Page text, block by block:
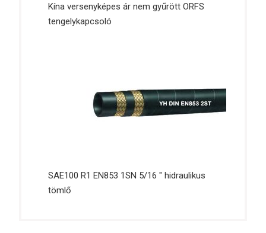
Kína versenyképes ár nem gyűrött ORFS
tengelykapcsoló
SAE100 R1 EN853 1SN 5/16 ″ hidraulikus
tömlő